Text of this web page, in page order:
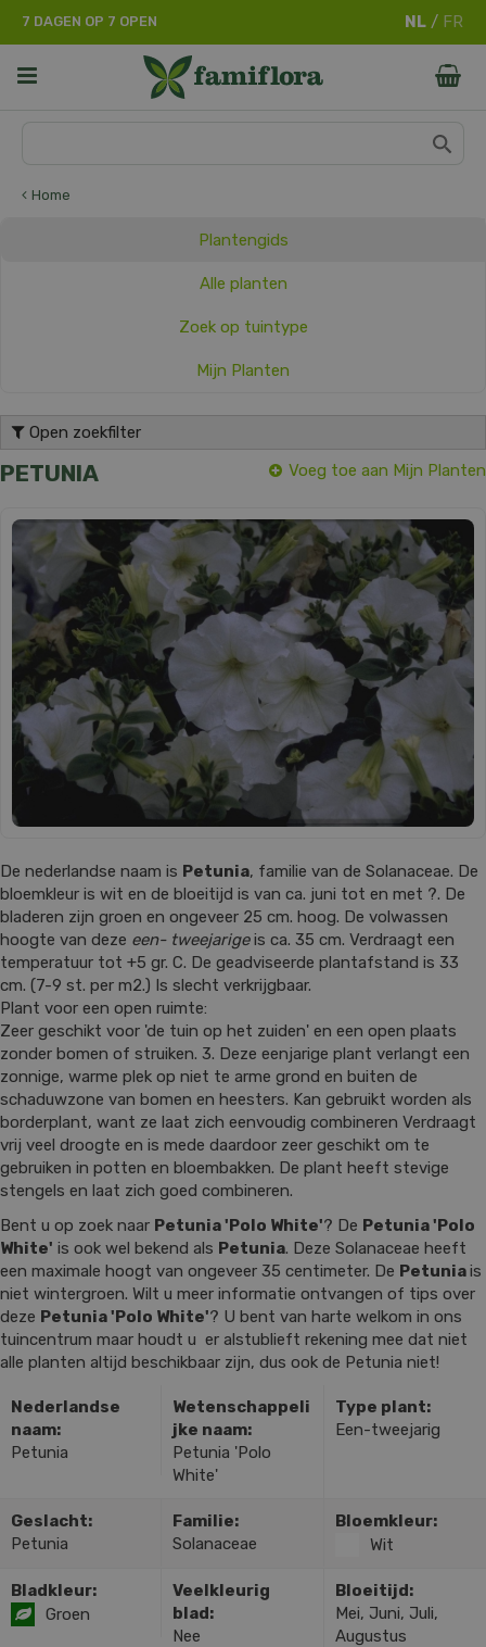
Home
7 DAGEN OP 7 OPEN
Plantengids
Alle planten
Zoek op tuintype
Mijn Planten
Open zoekfilter
PETUNIA Voeg toe aan Mijn Planten
De nederlandse naam is Petunia, familie van de Solanaceae. De
bloemkleur is wit en de bloeitijd is van ca. juni tot en met ?. De
bladeren zijn groen en ongeveer 25 cm. hoog. De volwassen
hoogte van deze een- tweejarigeis ca. 35 cm. Verdraagt een
temperatuur tot +5 gr. C. De geadviseerde plantafstand is 33
cm. (7-9 st. per m2.) Is slecht verkrijgbaar.
Plant voor een open ruimte:
Zeer geschikt voor 'de tuin op het zuiden' en een open plaats
zonder bomen of struiken. 3. Deze eenjarige plant verlangt een
zonnige, warme plek op niet te arme grond en buiten de
schaduwzone van bomen en heesters. Kan gebruikt worden als
borderplant, want ze laat zich eenvoudig combineren Verdraagt
vrij veel droogte en is mede daardoor zeer geschikt om te
gebruiken in potten en bloembakken. De plant heeft stevige
stengels en laat zich goed combineren.
Bent u op zoek naar Petunia 'Polo White'? De Petunia 'Polo
White' is ook wel bekend als Petunia. Deze Solanaceae heeft
een maximale hoogt van ongeveer 35 centimeter. De Petuniais
niet wintergroen. Wilt u meer informatie ontvangen of tips over
deze Petunia 'Polo White'? U bent van harte welkom in ons
tuincentrum maar houdt u er alstublieft rekening mee dat niet
alle planten altijd beschikbaar zijn, dus ook de Petunia niet!
Nederlandse
naam:
Petunia
Wetenschappeli
jke naam:
Petunia 'Polo
White'
Type plant:
Een-tweejarig
Geslacht:
Petunia
Familie:
Solanaceae
Bloemkleur:
Wit
Bladkleur:
Groen
Veelkleurig
blad:
Nee
Bloeitijd:
Mei, Juni, Juli,
Augustus